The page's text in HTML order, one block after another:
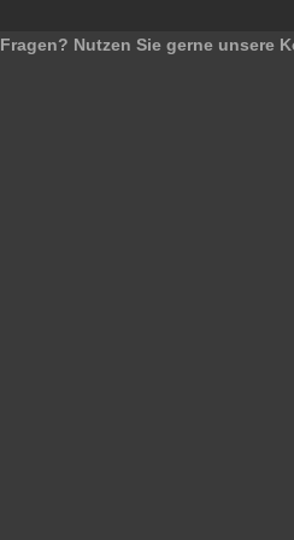
Nutzen Sie gerne unsere